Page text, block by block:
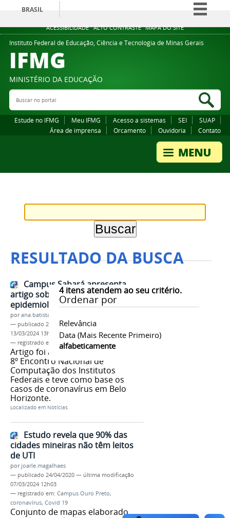
ACESSIBILIDADE ALTO CONTRASTE MAPA DO SITE
BRASIL
Simplifique!
Comunica BR
Legislação
Instituto Federal de Educação, Ciência e Tecnologia de Minas Gerais
IFMG
MINISTÉRIO DA EDUCAÇÃO
Buscar no portal
Estude no IFMG Meu IFMG Acesso a sistemas SEI
SUAP
Área de imprensa
Orcamento Ouvidoria Contato
RESULTADO DA BUSCA
4itens atendem ao seu critério.
Ordenar por
Relevância
Data (mais Recente Primeiro)
alfabeticamente
Campus Sabará apresenta
artigo sobre modelos
epidemiológicos do Coronavírus
porana.batista
— publicado 27/07/2021—última modificação
13/03/2024 13h08
— registrado em:
Campus Sabará coronavírus
Artigo foi apresentado durante o
8º Encontro Nacional de
Computação dos Institutos
Federais e teve como base os
casos de coronavírus em Belo
Horizonte.
Localizado em Notícias
Estudo revela que 90% das
cidades mineiras não têm leitos
de UTI
por joarle.magalhaes
— publicado 24/04/2020 — última modificação
07/03/2024 12h03
— registrado em: Campus Ouro Preto,
coronavírus, Covid 19
Conjunto de mapas elaborado